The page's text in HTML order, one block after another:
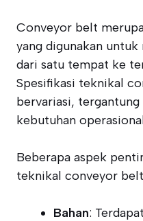
Conveyor belt
yang digunakan
dari satu tempat ke
Spesifikasi teknikal
bervariasi,
kebutuhan
Beberapa aspek
teknikal conveyor
Bahan: